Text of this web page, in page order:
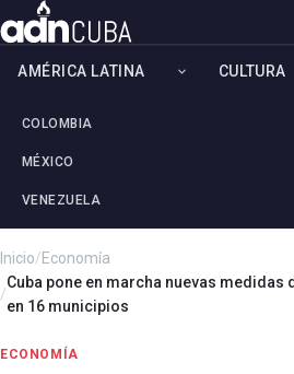
AMÉRICA LATINA
COLOMBIA
MÉXICO
VENEZUELA
CULTURA
Inicio/Economía
/
Cuba pone en marcha nuevas
en 16 municipios
ECONOMÍA